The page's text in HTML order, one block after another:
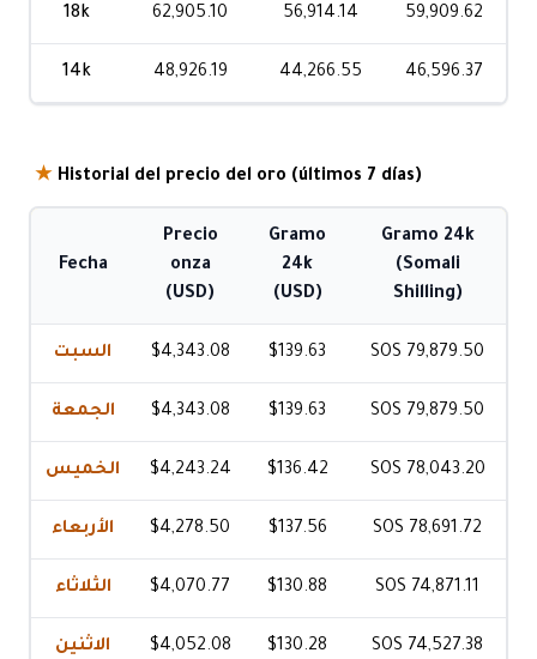
18k 62,905.10 56,914.14 59,909.62
14k 48,926.19 44,266.55 46,596.37
★ Historial del precio del oro (últimos 7 días)
Fecha
Precio
onza
(USD)
Gramo
24k
(USD)
Gramo 24k
(Somali
Shilling)
السبت $4,343.08 $139.63 SOS 79,879.50
الجمعة $4,343.08 $139.63 SOS 79,879.50
الخميس $4,243.24 $136.42 SOS 78,043.20
الأربعاء $4,278.50 $137.56 SOS 78,691.72
الثلاثاء $4,070.77 $130.88 SOS 74,871.11
الاثنين $4,052.08 $130.28 SOS 74,527.38